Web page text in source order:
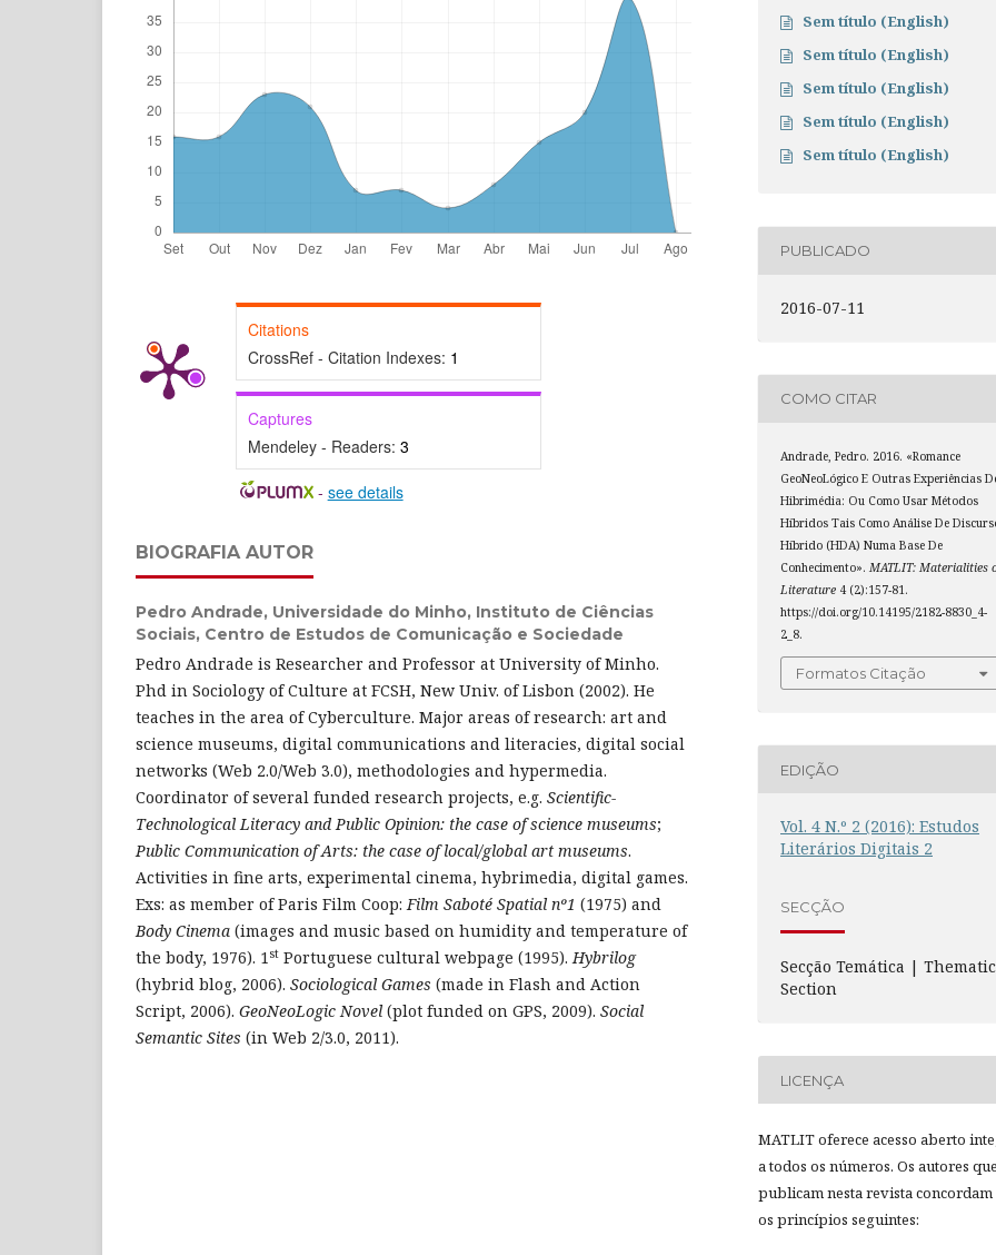
Citations
CrossRef - Citation Indexes: 1
Captures
Mendeley - Readers: 3
- see details
BIOGRAFIA AUTOR
Pedro Andrade, Universidade do Minho, Instituto de Ciências
Sociais, Centro de Estudos de Comunicação e Sociedade
Pedro Andrade is Researcher and Professor at University of Minho.
Phd in Sociology of Culture at FCSH, New Univ. of Lisbon (2002). He
teaches in the area of Cyberculture. Major areas of research: art and
science museums, digital communications and literacies, digital social
networks (Web 2.0/Web 3.0), methodologies and hypermedia.
Coordinator of several funded research projects, e.g. Scientific-
Technological Literacy and Public Opinion: the case of science museums;
Public Communication of Arts: the case of local/global art museums.
Activities in fine arts, experimental cinema, hybrimedia, digital games.
Exs: as member of Paris Film Coop:Film Saboté Spatial nº1 (1975) and
Body Cinema (images and music based on humidity and temperature of
the body, 1976). 1st Portuguese cultural webpage (1995).Hybrilog
(hybrid blog, 2006). Sociological Games (made in Flash and Action
Script, 2006). GeoNeoLogic Novel (plot funded on GPS, 2009). Social
Semantic Sites (in Web 2/3.0, 2011).
Sem título (English)
Sem título (English)
Sem título (English)
Sem título (English)
Sem título (English)
PUBLICADO
2016-07-11
COMO CITAR
Andrade, Pedro. 2016. «Romance
GeoNeoLógico E Outras Experiências
Hibrimédia: Ou Como Usar Métodos
Híbridos Tais Como Análise De
Híbrido (HDA) Numa Base De
Conhecimento». MATLIT: Materialities
Literature 4 (2):157-81.
https://doi.org/10.14195/2182-8830_4-
2_8.
Formatos Citação
EDIÇÃO
Vol. 4 N.º 2 (2016): Estudos
Literários Digitais 2
SECÇÃO
Secção Temática | Thematic
Section
LICENÇA
MATLIT oferece acesso aberto
a todos os números. Os autores
publicam nesta revista concordam
os princípios seguintes: